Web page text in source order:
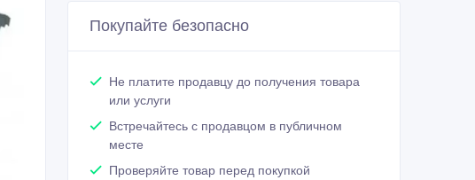
Покупайте безопасно
Не платите продавцу до получения товара
или услуги
Встречайтесь с продавцом в публичном
месте
Проверяйте товар перед покупкой